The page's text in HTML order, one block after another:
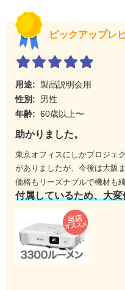
投写レンズ
倍率：1.2
フォーカ
光源 出力
動作温度
電源
消費電力 ノーマル
映像入出力端子
IN：ミニ
OUT：-
音声入出力端子
制御入出力端子
ピックアップレ
用途: 製品説明会用
性別:
男性
年齢: 60歳以上〜
助かりました。
東京オフィスにしかプロジェ
がありましたが、今後は大阪
価格もリーズナブルで機材も
付属しているため、大変